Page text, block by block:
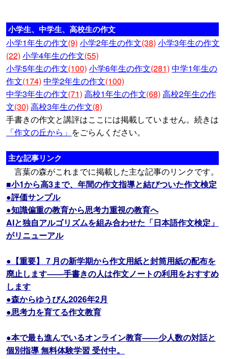
小学生、中学生、高校生の作文
小学1年生の作文(9) 小学2年生の作文(38) 小学3年生の作文
(22) 小学4年生の作文(55)
小学5年生の作文(100) 小学6年生の作文(281) 中学1年生の
作文(174) 中学2年生の作文(100)
中学3年生の作文(71) 高校1年生の作文(68) 高校2年生の作
文(30) 高校3年生の作文(8)
手書きの作文と講評はここには掲載していません。続きは
「作文の丘から」 をごらんください。
主な記事リンク
言葉の森がこれまでに掲載した主な記事のリンクです。
■小1から高3まで、年間の作文指導と結びついた作文検定
●評価サンプル
●知識偏重の教育から思考力重視の教育へ
AIと独自アルゴリズムを組み合わせた「日本語作文検定」
がリニューアル
●【重要】７月の新学期から作文用紙と封筒用紙の配布を
廃止します――手書きの人は作文ノートの利用をおすすめ
します
●森からゆうびん2026年2月
●思考力を育てる作文教育
●本で最も進んでいるオンライン教育――少人数の対話と
個別指導 無料体験学習 受付中。